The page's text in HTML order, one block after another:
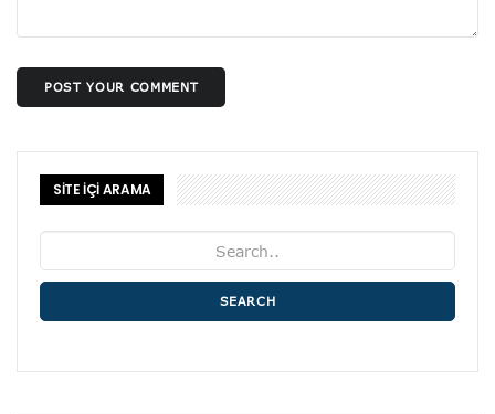
POST YOUR COMMENT
SİTE İÇİ ARAMA
SEARCH